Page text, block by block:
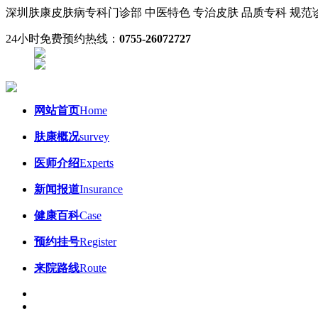
深圳肤康皮肤病专科门诊部 中医特色 专治皮肤 品质专科 规
24小时免费预约热线： 0755-26072727
网站首页Home
肤康概况survey
医师介绍Experts
新闻报道Insurance
健康百科Case
预约挂号Register
来院路线Route